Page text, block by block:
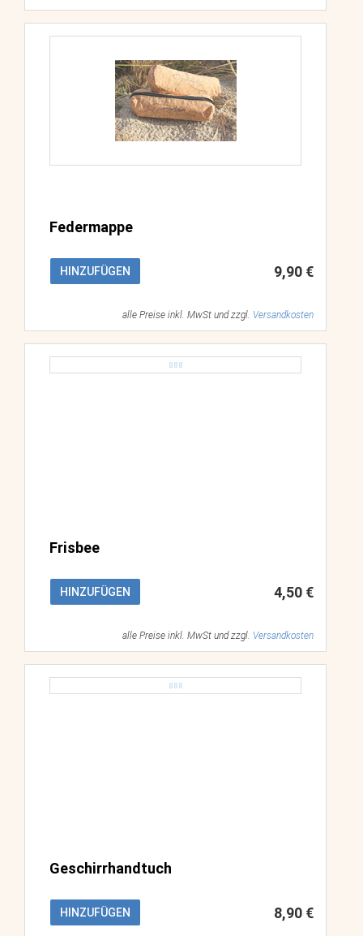
Federmappe
HINZUFÜGEN 9,90 €
alle Preise inkl. MwSt und zzgl. Versandkosten
Frisbee
HINZUFÜGEN 4,50 €
alle Preise inkl. MwSt und zzgl. Versandkosten
Geschirrhandtuch
HINZUFÜGEN 8,90 €